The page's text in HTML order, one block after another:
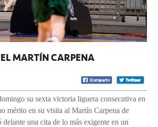
EL MARTÍN CARPENA
su sexta victoria liguera consecutiva en
mérito en su visita al Martín Carpena de
una cita de lo más exigente en un